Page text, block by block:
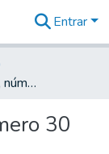
Entrar
Unesp Informa, 2012, número 30
30